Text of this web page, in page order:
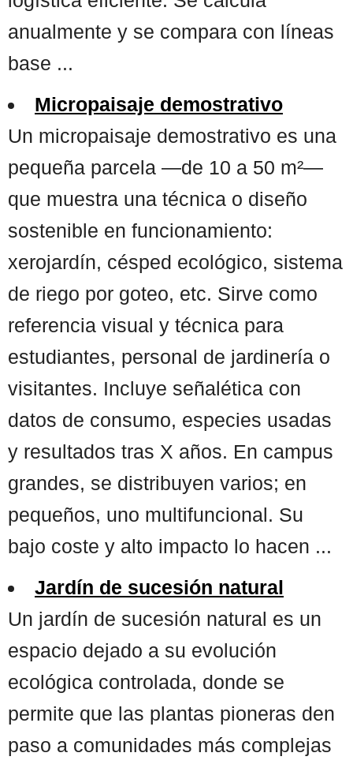
anualmente y se compara con líneas
base ...
Micropaisaje demostrativo
Un micropaisaje demostrativo es una
pequeña parcela —de 10 a 50 m²—
que muestra una técnica o diseño
sostenible en funcionamiento:
xerojardín, césped ecológico, sistema
de riego por goteo, etc. Sirve como
referencia visual y técnica para
estudiantes, personal de jardinería o
visitantes. Incluye señalética con
datos de consumo, especies usadas
y resultados tras X años. En campus
grandes, se distribuyen varios; en
pequeños, uno multifuncional. Su
bajo coste y alto impacto lo hacen ...
Jardín de sucesión natural
Un jardín de sucesión natural es un
espacio dejado a su evolución
ecológica controlada, donde se
permite que las plantas pioneras den
paso a comunidades más complejas